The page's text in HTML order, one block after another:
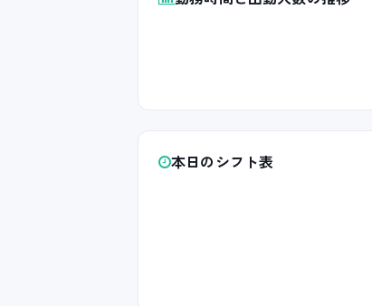
本日のシフト表